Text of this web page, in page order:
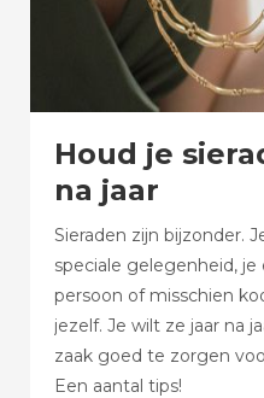
Houd je
na jaar
Sieraden zijn bijzonder.
speciale gelegenheid,
persoon of misschien
jezelf. Je wilt ze jaar na
zaak goed te zorgen
Een aantal tips!